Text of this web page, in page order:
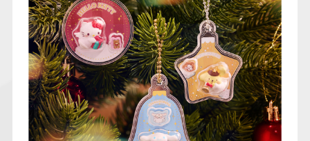
仮面ライダーシリー
ズ
ガンダムシリーズ アンパンマン
キャラパキ
にふぉるめーしょん
＆スクエアシール
ポケモンスケールワ
ールド